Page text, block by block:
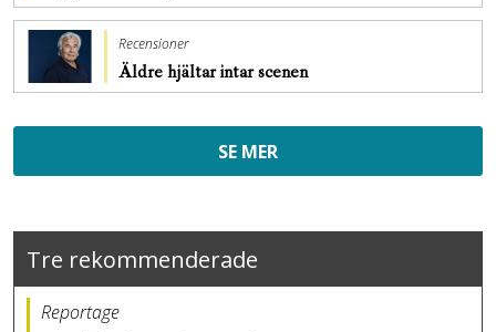
Recensioner
Äldre hjältar intar scenen
SE MER
Tre rekommenderade
Reportage